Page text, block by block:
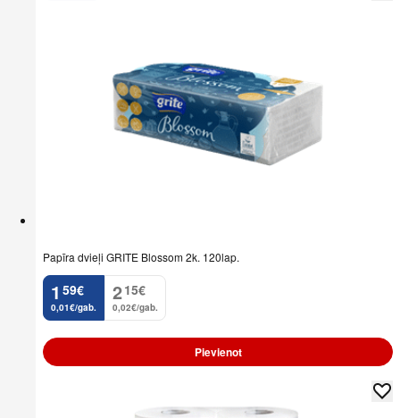
Papīra dvieļi GRITE Blossom 2k. 120lap.
1
. 59€
0,01€/gab.
2
. 15€
0,02€/gab.
Pievienot